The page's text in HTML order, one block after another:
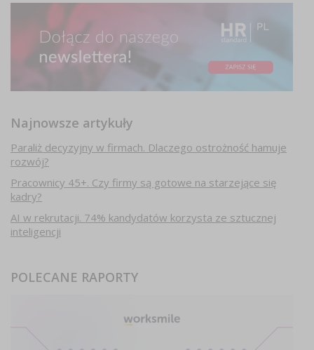
Najnowsze artykuły
Paraliż decyzyjny w firmach. Dlaczego ostrożność hamuje
rozwój?
Pracownicy 45+. Czy firmy są gotowe na starzejące się
kadry?
AI w rekrutacji. 74% kandydatów korzysta ze sztucznej
inteligencji
POLECANE RAPORTY